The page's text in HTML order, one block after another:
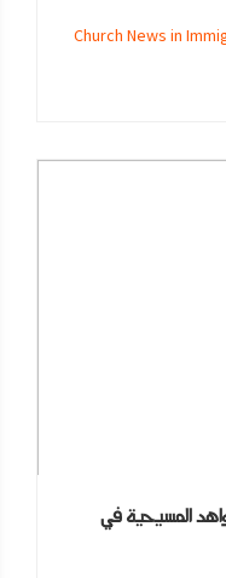
المسيحية في